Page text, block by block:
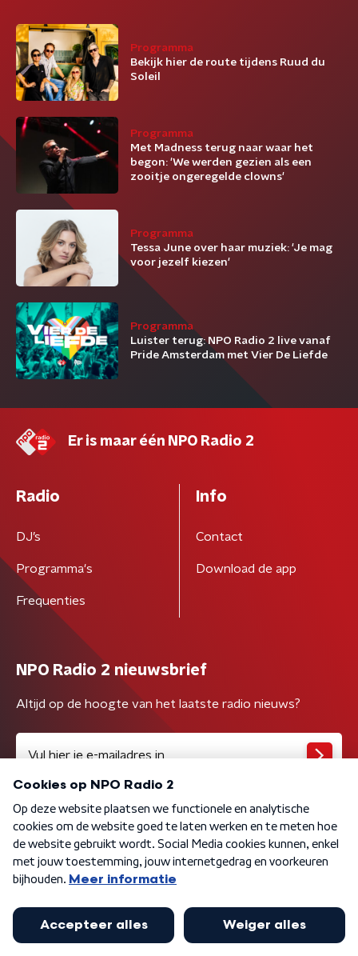
Programma
Bekijk hier de route tijdens Ruud du
Soleil
Programma
Met Madness terug naar waar het
begon: 'We werden gezien als een
zooitje ongeregelde clowns'
Programma
Tessa June over haar muziek: 'Je mag
voor jezelf kiezen'
Programma
Luister terug: NPO Radio 2 live vanaf
Pride Amsterdam met Vier De Liefde
Er is maar één NPO Radio 2
Radio
DJ’s
Programma's
Frequenties
Info
Contact
Download de app
NPO Radio 2 nieuwsbrief
Altijd op de hoogte van het laatste radio nieuws?
Algemene voorwaarden